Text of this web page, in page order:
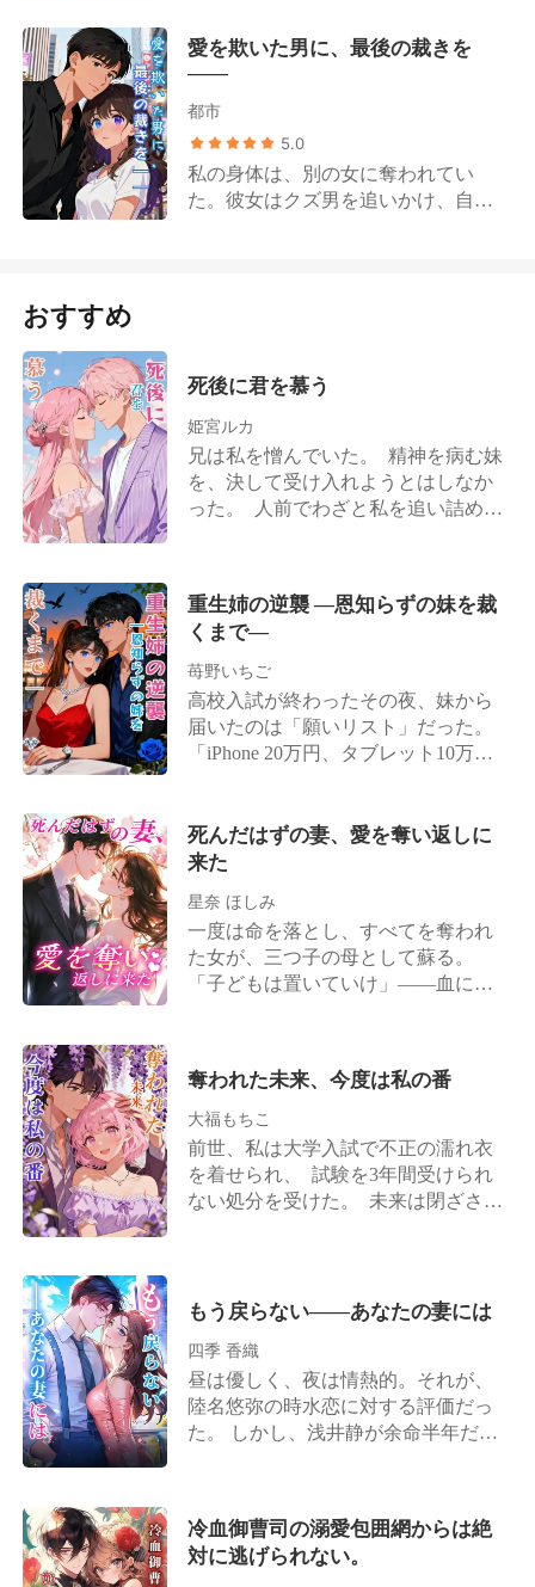
婚の駒でしかなかった。 彼らの敷い
たレールの上で、従順で物分かりの
いい娘という仮面を被り続ける人
生。 体内で燻っていた諦めや無力感
に冷たい怒りだけが残った。 私は来
月帰国する予定だったフライトをキ
佐藤家を完全に破滅させてやる。
人生を築き上げてきた。 しかし、そ
の幻想は、彼が受信した一通のメー
ルで粉々に砕け散った。それは、彼
は、私が存在すら知らなかったソー
シャルメディアのインフルエンサー
だった。 不倫が公になったのは、私
ベッドで目覚めたとき、妊娠してい
た子供を流産したと告げられた。 彼
は一度も来なかった。彼は血を流す
私を床に残し、息子と愛人を慰める
ために去っていった。私と、私たち
の結婚、そして失われた子供を、一
から荒れ狂う海へと突き落とした。
でも、私は生き延びた。世界には私
ッヒで名誉ある建築フェローシップ
を受け入れた。エレナ・トーマスは
死んだ。そうして初めて、私は生き
ることができるのだから。
愛を欺いた男に、最後の裁きを
——
都市
5.0
私の身体は、別の女に奪われてい
た。彼女はクズ男を追いかけ、自ら
た。 それでも私は離婚せず、逆に彼
幾重にも交錯するなか、彼の正体は
暴かれ、名誉も富も失い、終身刑へ
と堕ちていった。 そして私は、脳内
に居座り続けた女からも解放され、
おすすめ
死後に君を慕う
姫宮ルカ
兄は私を憎んでいた。 精神を病む妹
を、決して受け入れようとはしなか
った。 人前でわざと私を追い詰め、
いい」という言葉。 けれど私が本当
に死んだとき、 狂ったのは兄の方だ
った。 毎日、執拗に私の発作を真似
て醜態を繰り返し、 夢に現れて一度
でいいから見てくれと懇願する
——。
重生姉の逆襲 ―恩知らずの妹を裁
くまで―
苺野いちご
高校入試が終わったその夜、妹から
届いたのは「願いリスト」だった。
「iPhone 20万円、タブレット10万
給6万円の底辺労働者で、両親も日雇
い暮らし。そんな大金、出せるはず
集め、40万円を渡した。だが妹は感
謝するどころか「死んでやる」と泣
き叫んだ。 私たちは借金に追われ、
昼も夜も働き続けた。 両親が過労で
していた。 私は重圧に耐えきれず、
うつ病になり自殺した。 生まれ変わ
った後、私は自分の手で妹をブラッ
ク工場に送り込み、彼女はようやく
大人しくなった。
死んだはずの妻、愛を奪い返しに
来た
星奈 ほしみ
一度は命を落とし、すべてを奪われ
た女が、三つ子の母として蘇る。
「子どもは置いていけ」――血に濡
その日、男は三人の幼い子どもを連
れて、式場に現れた。 死んだ女の魂
が叫ぶ。「今度こそ、あなたを壊
す」―― 愛と憎しみが交錯する、壮
絶なリベンジ・ロマンス。
奪われた未来、今度は私の番
大福もちこ
前世、私は大学入試で不正の濡れ衣
を着せられ、 試験を3年間受けられ
ない処分を受けた。 未来は閉ざさ
て、 第一線の女優にまで登りつめ
める日々。 ある日、仕事帰りに強盗
に遭い、遺体は誰にも引き取られ
ず、無残に放置された。 ――そして
私は生まれ変わった。今世では、姉
て逮捕させた。
もう戻らない――あなたの妻には
四季 香織
昼は優しく、夜は情熱的。それが、
陸名悠弥の時水恋に対する評価だっ
た。 しかし、浅井静が余命半年だと
復縁すればいい」 彼は時水恋がずっ
とその場で待っていると信じていた
冷血御曹司の溺愛包囲網からは絶
対に逃げられない。